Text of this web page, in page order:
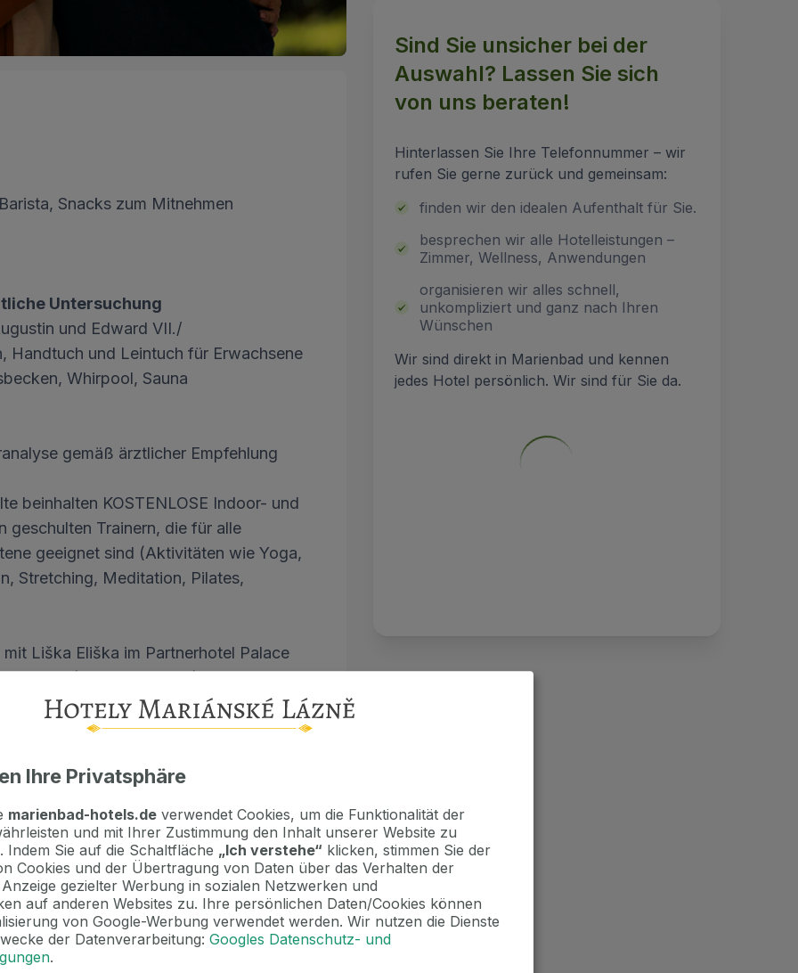
Snacks zum Mitnehmen
Untersuchung
und Edward VII./
Handtuch und Leintuch für Erwachsene
Whirpool, Sauna
gemäß ärztlicher Empfehlung
beinhalten KOSTENLOSE Indoor- und
Trainern, die für alle
geeignet sind (Aktivitäten wie Yoga,
Stretching, Meditation, Pilates,
Liška Eliška im Partnerhotel Palace
(Juli und August) täglich außer
findet die Animation nur während der
/ Nacht
Sind Sie unsicher bei der
Auswahl? Lassen Sie sich
von uns beraten!
Hinterlassen Sie Ihre Telefonnummer – wir
rufen Sie gerne zurück und gemeinsam:
finden wir den idealen Aufenthalt für Sie.
besprechen wir alle Hotelleistungen –
Zimmer, Wellness, Anwendungen
organisieren wir alles schnell,
unkompliziert und ganz nach Ihren
Wünschen
Wir sind direkt in Marienbad und kennen
jedes Hotel persönlich. Wir sind für Sie da.
Ihre Privatsphäre
marienbad-hotels.de verwendet Cookies, um die Funktionalität der
und mit Ihrer Zustimmung den Inhalt unserer Website zu
Indem Sie auf die Schaltfläche „Ich verstehe“ klicken, stimmen Sie der
Cookies und der Übertragung von Daten über das Verhalten der
gezielter Werbung in sozialen Netzwerken und
auf anderen Websites zu. Ihre persönlichen Daten/Cookies können
von Google-Werbung verwendet werden. Wir nutzen die Dienste
der Datenverarbeitung: Googles Datenschutz- und
.